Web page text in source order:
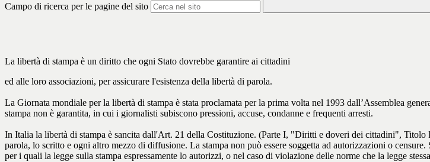
Campo di ricerca per le pagine del sito
La libertà di stampa è un diritto che ogni Stato dovrebbe garantire ai cittadini
ed alle loro associazioni, per assicurare l'esistenza della libertà di parola.
La Giornata mondiale per la libertà di stampa è stata proclamata per la prima volta nel 1993 dall’Assemblea
stampa non è garantita, in cui i giornalisti subiscono pressioni, accuse, condanne e frequenti arresti.
In Italia la libertà di stampa è sancita dall'Art. 21 della Costituzione. (Parte I, "Diritti e doveri dei cittadini",
parola, lo scritto e ogni altro mezzo di diffusione. La stampa non può essere soggetta ad autorizzazioni o
per i quali la legge sulla stampa espressamente lo autorizzi, o nel caso di violazione delle norme che la legge